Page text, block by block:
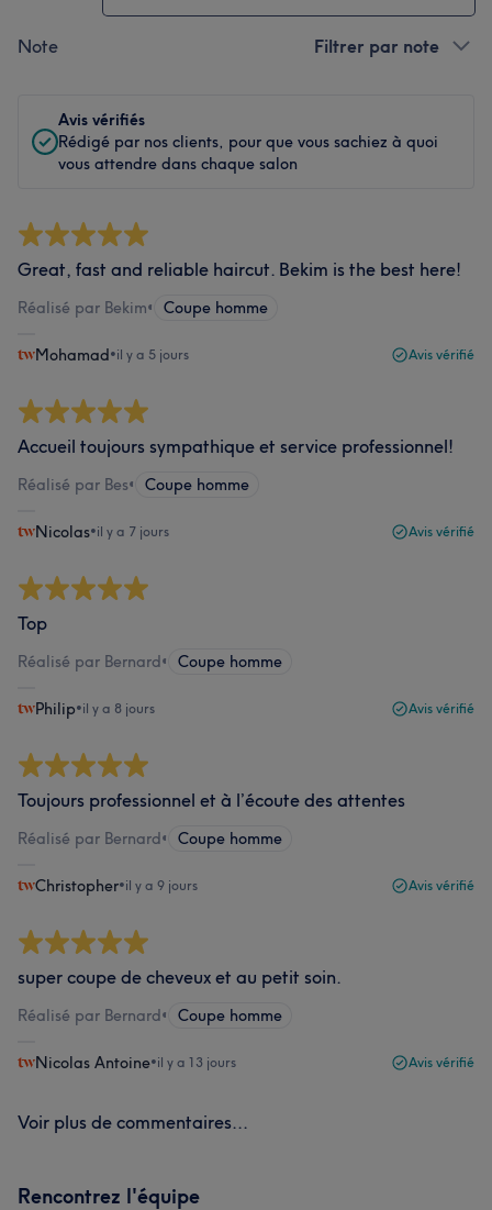
Note Filtrer par note
Avis vérifiés
Rédigé par nos clients, pour que vous sachiez à quoi
vous attendre dans chaque salon
Great, fast and reliable haircut. Bekim is the best here!
Réalisé par Bekim• Coupe homme
Mohamad•il y a 5 jours Avis vérifié
Accueil toujours sympathique et service professionnel!
Réalisé par Bes• Coupe homme
Nicolas•il y a 7 jours Avis vérifié
Top
Réalisé par Bernard• Coupe homme
Philip•il y a 8 jours Avis vérifié
Toujours professionnel et à l’écoute des attentes
Réalisé par Bernard• Coupe homme
Christopher•il y a 9 jours Avis vérifié
super coupe de cheveux et au petit soin.
Réalisé par Bernard• Coupe homme
Nicolas Antoine•il y a 13 jours Avis vérifié
Voir plus de commentaires...
Rencontrez l'équipe